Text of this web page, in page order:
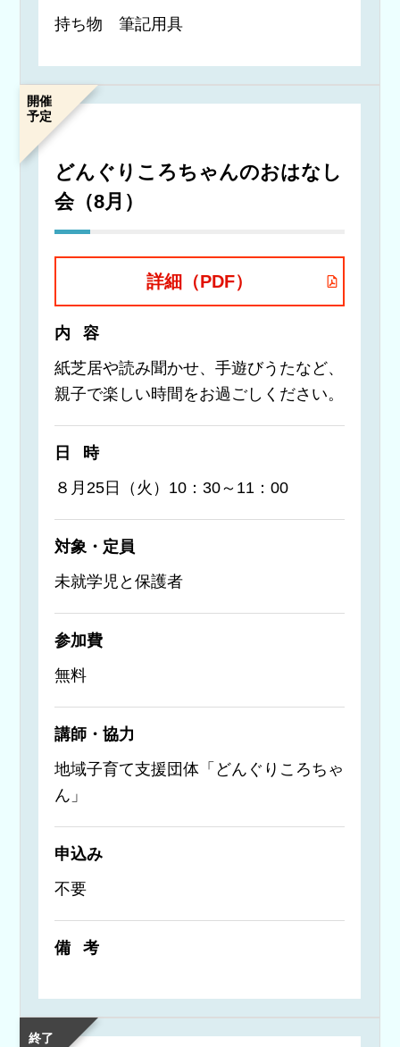
持ち物 筆記用具
開催
予定
どんぐりころちゃんのおはなし
会（8月）
詳細（PDF）
内容
紙芝居や読み聞かせ、手遊びうたなど、
親子で楽しい時間をお過ごしください。
日時
８月25日（火）10：30～11：00
対象・定員
未就学児と保護者
参加費
無料
講師・協力
地域子育て支援団体「どんぐりころちゃ
ん」
申込み
不要
備考
終了